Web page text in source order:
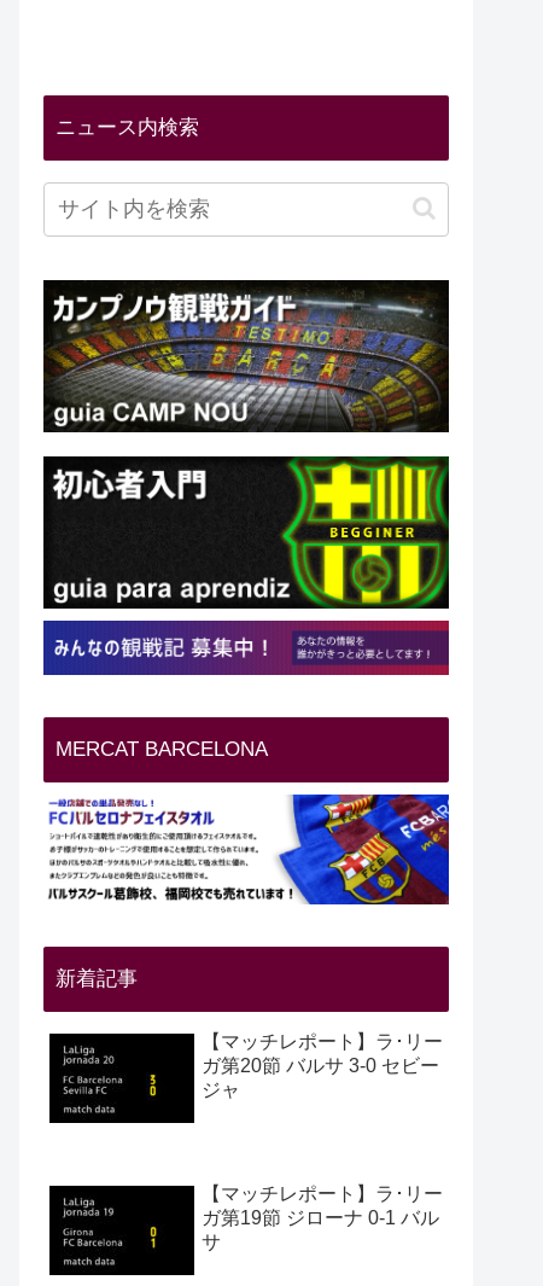
ニュース内検索
MERCAT BARCELONA
新着記事
【マッチレポート】ラ･リー
ガ第20節 バルサ 3-0 セビー
ジャ
【マッチレポート】ラ･リー
ガ第19節 ジローナ 0-1 バル
サ